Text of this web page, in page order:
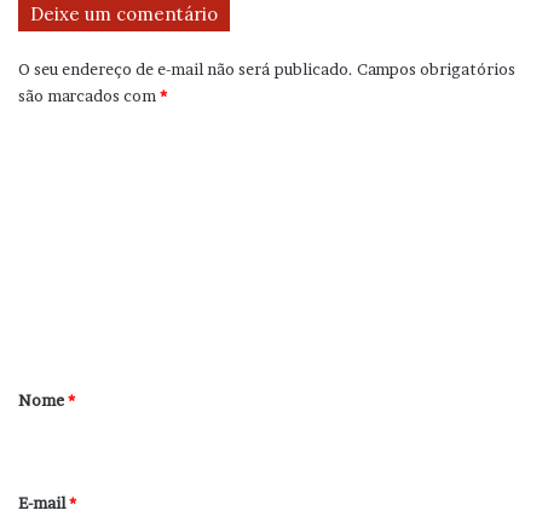
Deixe um comentário
O seu endereço de e-mail não será publicado. Campos obrigatórios
são marcados com *
r
*
Nome*
E-mail*